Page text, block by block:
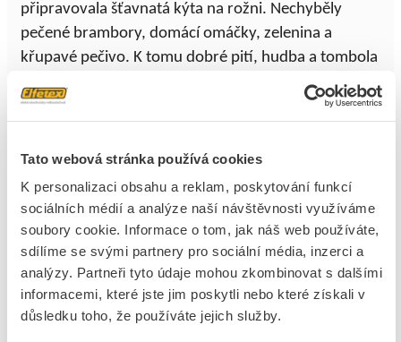
Tato webová stránka používá cookies
K personalizaci obsahu a reklam, poskytování funkcí
sociálních médií a analýze naší návštěvnosti využíváme
soubory cookie. Informace o tom, jak náš web používáte,
sdílíme se svými partnery pro sociální média, inzerci a
analýzy. Partneři tyto údaje mohou zkombinovat s dalšími
informacemi, které jste jim poskytli nebo které získali v
důsledku toho, že používáte jejich služby.
připravovala šťavnatá kýta na rožni. Nechyběly
pečené brambory, domácí omáčky, zelenina a
křupavé pečivo. K tomu dobré pití, hudba a tombola
s atraktivními cenami. Součástí akce byly také stánky
našich dodavatelů, kd
Navzdory občas nepříznivému počasí panovala na
pobočkách skvělá nálada. Grill party se nesla v
duchu uvolněného dne, kdy se zákazníci mohli
alespoň na chvíli zastavit, popovídat si v dobrém
kolektivu a občerstvit se. Akce posílila vztahy se
zákazníky, ale přinesla i prostor pro kvalitní diskuzi s
našimi dodavateli, což zákazníci velmi ocenili.